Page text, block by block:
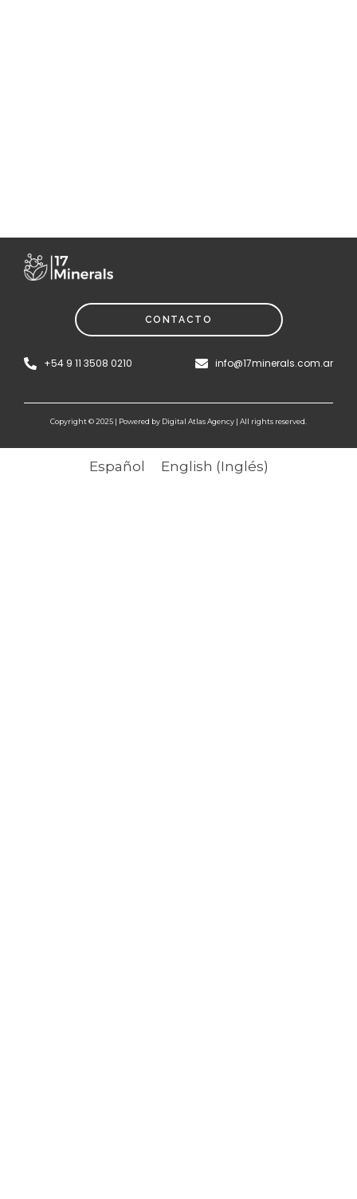
CONTACTO
+54 9 11 3508 0210 info@17minerals.com.ar
Copyright © 2025 | Powered by Digital Atlas Agency | All rights reserved.
Español English (Inglés)